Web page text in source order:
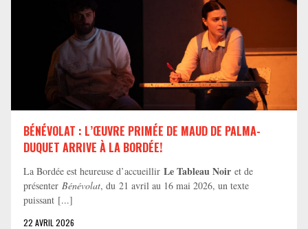
BÉNÉVOLAT : L’ŒUVRE PRIMÉE DE MAUD DE PALMA-
DUQUET ARRIVE À LA BORDÉE!
La Bordée est heureuse d’accueillir Le Tableau Noir et de
présenter Bénévolat, du 21 avril au 16 mai 2026, un texte
puissant [...]
22 AVRIL 2026